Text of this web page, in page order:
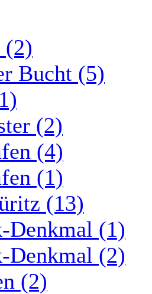
Bucht (5)
(2)
(4)
(1)
(13)
Denkmal (1)
Denkmal (2)
(2)